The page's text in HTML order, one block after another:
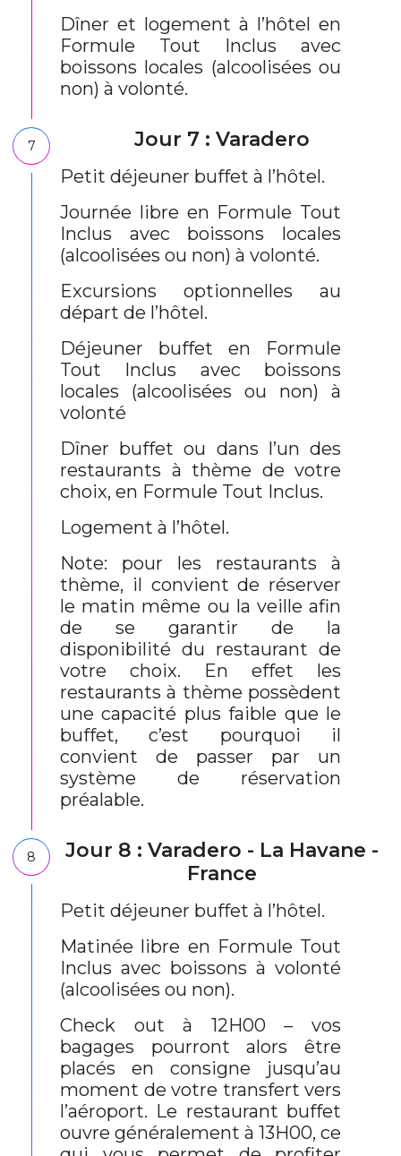
Dîner et logement à l’hôtel en
Formule Tout Inclus avec
boissons locales (alcoolisées ou
non) à volonté.
7 Jour 7 : Varadero
Petit déjeuner buffet à l’hôtel.
Journée libre en Formule Tout
Inclus avec boissons locales
(alcoolisées ou non) à volonté.
Excursions optionnelles au
départ de l’hôtel.
Déjeuner buffet en Formule
Tout Inclus avec boissons
locales (alcoolisées ou non) à
volonté
Dîner buffet ou dans l’un des
restaurants à thème de votre
choix, en Formule Tout Inclus.
Logement à l’hôtel.
Note: pour les restaurants à
thème, il convient de réserver
le matin même ou la veille afin
de se garantir de la
disponibilité du restaurant de
votre choix. En effet les
restaurants à thème possèdent
une capacité plus faible que le
buffet, c’est pourquoi il
convient de passer par un
système de réservation
préalable.
8
Jour 8 : Varadero - La Havane -
France
Petit déjeuner buffet à l’hôtel.
Matinée libre en Formule Tout
Inclus avec boissons à volonté
(alcoolisées ou non).
Check out à 12H00 – vos
bagages pourront alors être
placés en consigne jusqu’au
moment de votre transfert vers
l’aéroport. Le restaurant buffet
ouvre généralement à 13H00, ce